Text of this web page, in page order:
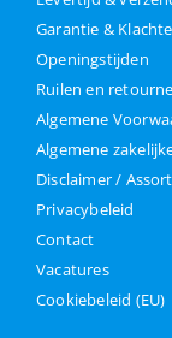
Garantie &
Openingstijden
Ruilen en
Algemene
Algemene
Disclaimer /
Privacybeleid
Contact
Vacatures
Cookiebeleid (EU)